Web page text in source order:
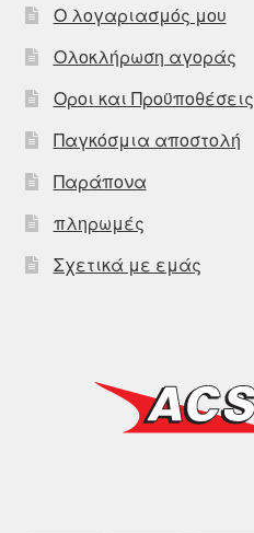
Ο λογαριασμός μου
Ολοκλήρωση αγοράς
Οροι και Προϋποθέσεις
Παγκόσμια αποστολή
Παράπονα
πληρωμές
Σχετικά με εμάς